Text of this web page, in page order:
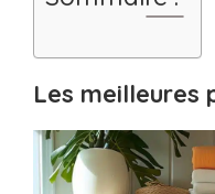
Les meilleures